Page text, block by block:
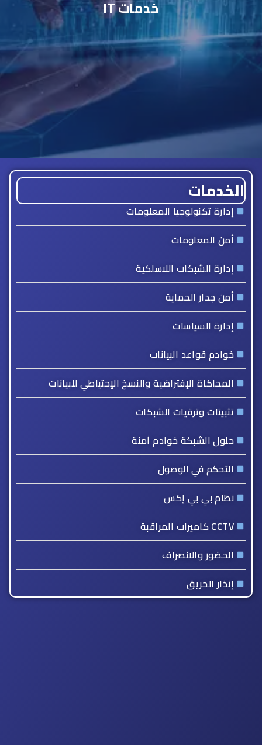
خدمات IT
الخدمات
إدارة تكنولوجيا المعلومات
أمن المعلومات
إدارة الشبكات اللاسلكية
أمن جدار الحماية
إدارة السياسات
خوادم قواعد البيانات
المحاكاة الإفتراضية والنسخ الإحتياطي للبيانات
تثبيتات وترقيات الشبكات
حلول الشبكة خوادم آمنة
التحكم في الوصول
نظام بي بي إكس
CCTV كاميرات المراقبة
الحضور والانصراف
إنذار الحريق